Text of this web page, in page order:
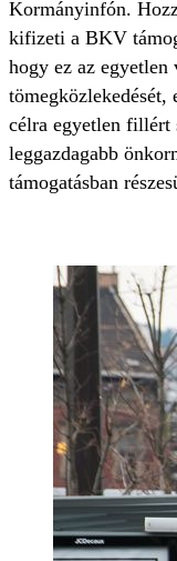
Kormányinfón.
kifizeti a BKV
hogy ez az egyetlen
célra egyetlen fillért
leggazdagabb
támogatásban